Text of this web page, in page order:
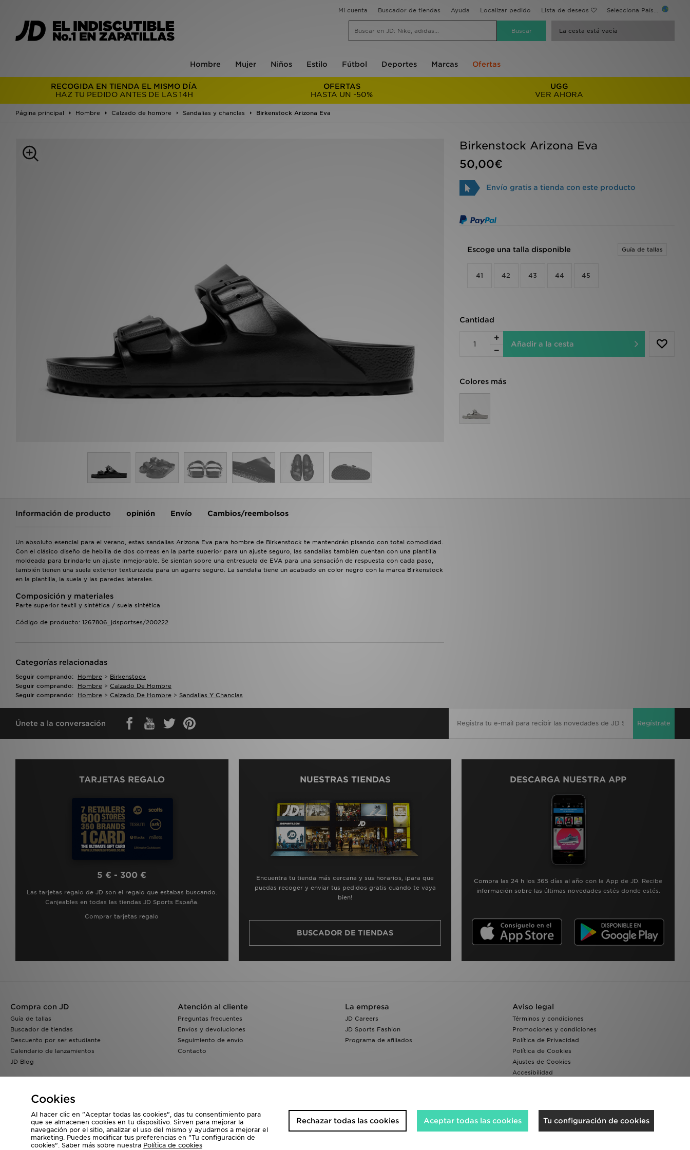
Mi cuenta Buscador de tiendas Ayuda Localizar pedido Lista de deseos Selecciona País...
La cesta está vacía
Hombre Mujer Niños Estilo Fútbol Deportes Marcas Ofertas
RECOGIDA EN TIENDA EL MISMO DÍA
HAZ TU PEDIDO ANTES DE LAS 14H
OFERTAS
HASTA UN -50%
UGG
VER AHORA
Página principal Hombre Calzado de hombre Sandalias y chanclas Birkenstock Arizona Eva
Birkenstock Arizona Eva
50,00€
Envío gratis a tienda con este producto
Escoge una talla disponible Guía de tallas
41 42 43 44 45
Cantidad
Añadir a la cesta
Colores más
Información de producto opinión Envío Cambios/reembolsos
Un absoluto esencial para el verano, estas sandalias Arizona Eva para hombre de Birkenstock te mantendrán pisando con total comodidad.
Con el clásico diseño de hebilla de dos correas en la parte superior para un ajuste seguro, las sandalias también cuentan con una plantilla
moldeada para brindarle un ajuste inmejorable. Se sientan sobre una entresuela de EVA para una sensación de respuesta con cada paso,
también tienen una suela exterior texturizada para un agarre seguro. La sandalia tiene un acabado en color negro con la marca Birkenstock
en la plantilla, la suela y las paredes laterales.
Composición y materiales
Parte superior textil y sintética / suela sintética
Código de producto: 1267806_jdsportses/200222
Categorías relacionadas
Seguir comprando: Hombre > Birkenstock
Seguir comprando:
Hombre > Calzado De Hombre
Seguir comprando:
Hombre > Calzado De Hombre > Sandalias Y Chanclas
Únete a la conversación Regístrate
TARJETAS REGALO
5 € - 300 €
Las tarjetas regalo de JD son el regalo que estabas buscando.
Canjeables en todas las tiendas JD Sports España.
Comprar tarjetas regalo
NUESTRAS TIENDAS
Encuentra tu tienda más cercana y sus horarios, ¡para que
puedas recoger y enviar tus pedidos gratis cuando te vaya
bien!
BUSCADOR DE TIENDAS
DESCARGA NUESTRA APP
Compra las 24 h los 365 días al año con la App de JD. Recibe
información sobre las últimas novedades estés donde estés.
Compra con JD
Guía de tallas
Buscador de tiendas
Descuento por ser estudiante
Calendario de lanzamientos
JD Blog
Atención al cliente
Preguntas frecuentes
Envíos y devoluciones
Seguimiento de envío
Contacto
La empresa
JD Careers
JD Sports Fashion
Programa de afiliados
Aviso legal
Términos y condiciones
Promociones y condiciones
Política de Privacidad
Política de Cookies
Ajustes de Cookies
Accesibilidad
Visita nuestra página corporativa enwww.jdplc.com
Copyright © 2026 JD Sports, Todos los derechos reservados.
Cookies
Al hacer clic en "Aceptar todas las cookies", das tu consentimiento para
que se almacenen cookies en tu dispositivo. Sirven para mejorar la
navegación por el sitio, analizar el uso del mismo y ayudarnos a mejorar el
marketing. Puedes modificar tus preferencias en "Tu configuración de
cookies". Saber más sobre nuestra Política de cookies
Tu configuración de cookies
Aceptar todas las cookies
Rechazar todas las cookies